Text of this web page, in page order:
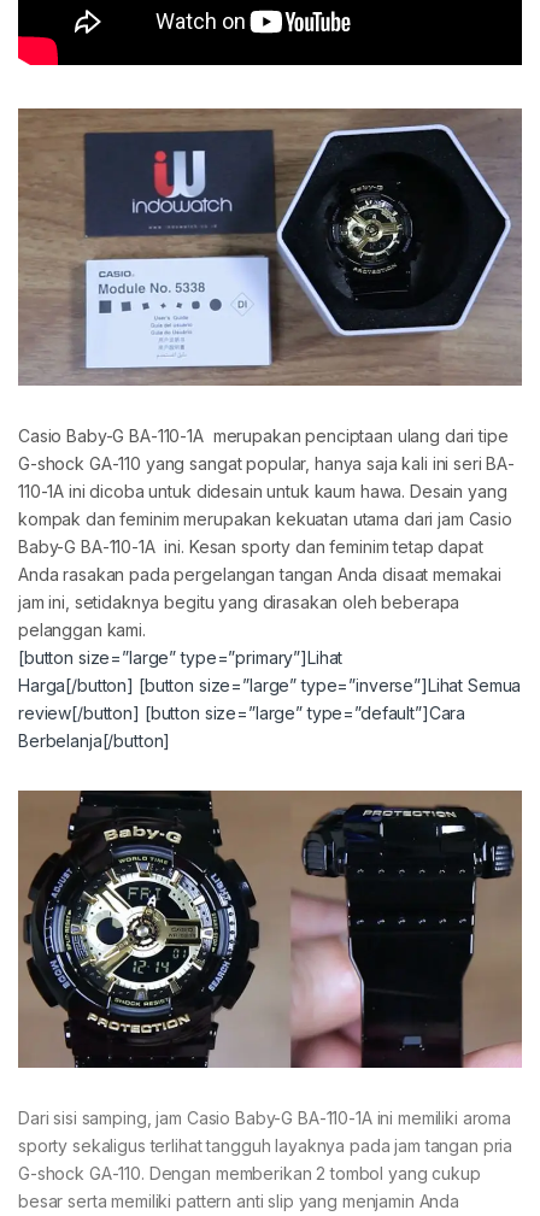
Casio Baby-G BA-110-1A merupakan penciptaan ulang dari tipe
G-shock GA-110 yang sangat popular, hanya saja kali ini seri BA-
110-1A ini dicoba untuk didesain untuk kaum hawa. Desain yang
kompak dan feminim merupakan kekuatan utama dari jam Casio
Baby-G BA-110-1A ini. Kesan sporty dan feminim tetap dapat
Anda rasakan pada pergelangan tangan Anda disaat memakai
jam ini, setidaknya begitu yang dirasakan oleh beberapa
pelanggan kami.
[button size=”large” type=”primary”]Lihat
Harga[/button] [button size=”large” type=”inverse”]Lihat Semua
review[/button] [button size=”large” type=”default”]Cara
Berbelanja[/button]
Dari sisi samping, jam Casio Baby-G BA-110-1A ini memiliki aroma
sporty sekaligus terlihat tangguh layaknya pada jam tangan pria
G-shock GA-110. Dengan memberikan 2 tombol yang cukup
besar serta memiliki pattern anti slip yang menjamin Anda